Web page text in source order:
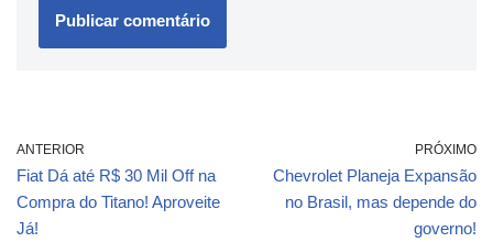
ANTERIOR
Fiat Dá até R$ 30 Mil Off na
Compra do Titano! Aproveite
Já!
PRÓXIMO
Chevrolet Planeja Expansão
no Brasil, mas depende do
governo!